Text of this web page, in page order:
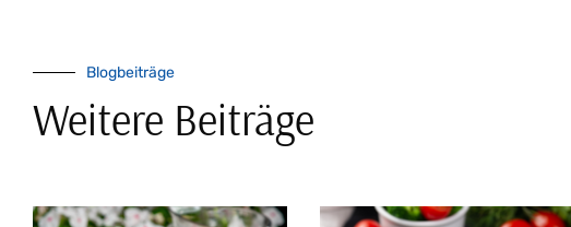
Blogbeiträge
Weitere Beiträge